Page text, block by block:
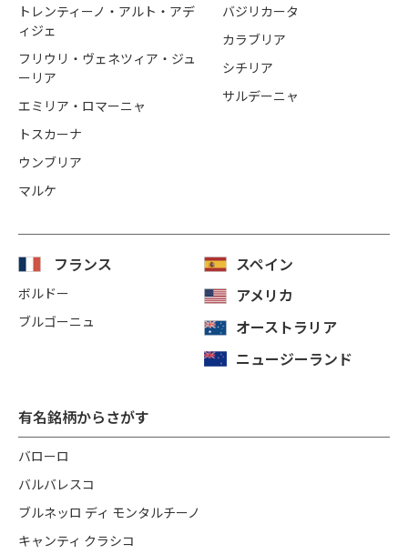
トレンティーノ・アルト・アデ
ィジェ
フリウリ・ヴェネツィア・ジュ
ーリア
エミリア・ロマーニャ
トスカーナ
ウンブリア
マルケ
バジリカータ
カラブリア
シチリア
サルデーニャ
フランス
ボルドー
ブルゴーニュ
スペイン
アメリカ
オーストラリア
ニュージーランド
有名銘柄からさがす
バローロ
バルバレスコ
ブルネッロ ディ モンタルチーノ
キャンティ クラシコ